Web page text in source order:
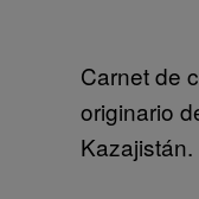
Carnet de
originario
Kazajistán.